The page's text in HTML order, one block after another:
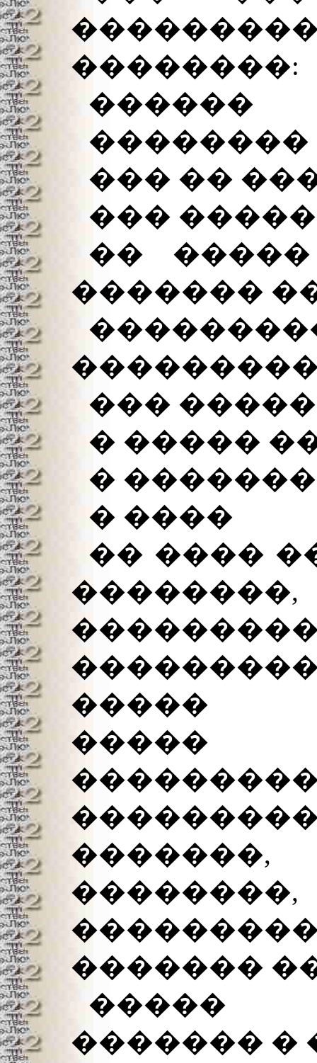
��������:
������
��������
��� ��
���
��
�������
���
� �����
� �������
� ����
�� ����
�����
�������
�����
������� �